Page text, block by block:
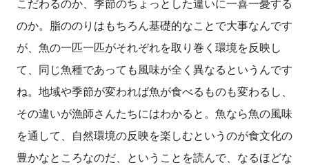
こだわるのか、季節のちょっとした違いに一喜一憂する
のか。脂ののりはもちろん基礎的なことで大事なんです
が、魚の一匹一匹がそれぞれを取り巻く環境を反映し
て、同じ魚種であっても風味が全く異なるというんです
ね。地域や季節が変われば魚が食べるものも変わるし、
その違いが漁師さんたちにはわかると。魚なら魚の風味
を通して、自然環境の反映を楽しむというのが食文化の
豊かなところなのだ、ということを読んで、なるほどな